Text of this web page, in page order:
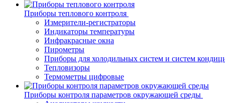
Приборы теплового контроля
Измерители-регистраторы
Индикаторы температуры
Инфракрасные окна
Пирометры
Приборы для холодильных систем и систем
Тепловизоры
Термометры цифровые
Приборы контроля параметров окружающей среды